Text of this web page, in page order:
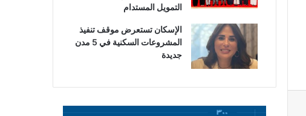
التمويل المستدام
الإسكان تستعرض موقف تنفيذ
المشروعات السكنية في 5 مدن
جديدة